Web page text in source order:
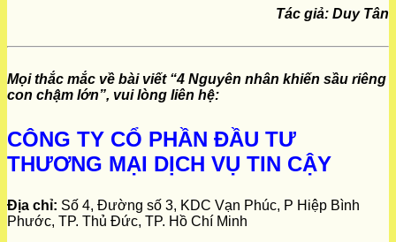
Tác giả: Duy Tân
Mọi thắc mắc về bài viết “4 Nguyên nhân khiến sầu riêng
con chậm lớn”, vui lòng liên hệ:
CÔNG TY CỔ PHẦN ĐẦU TƯ
THƯƠNG MẠI DỊCH VỤ TIN CẬY
Địa chỉ: Số 4, Đường số 3, KDC Vạn Phúc, P Hiệp Bình
Phước, TP. Thủ Đức, TP. Hồ Chí Minh